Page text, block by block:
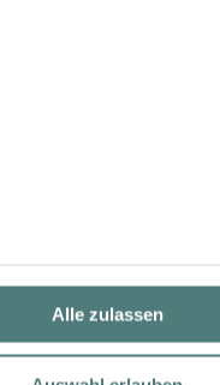
Alle zulassen